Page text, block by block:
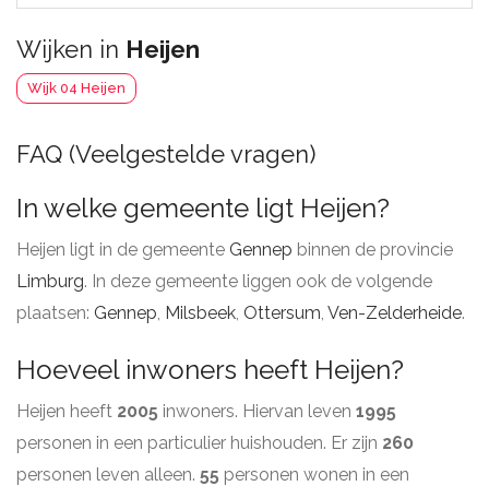
Wijken in Heijen
Wijk 04 Heijen
FAQ (Veelgestelde vragen)
In welke gemeente ligt Heijen?
Heijen ligt in de gemeente Gennep binnen de provincie
Limburg. In deze gemeente liggen ook de volgende
plaatsen: Gennep, Milsbeek, Ottersum, Ven-Zelderheide.
Hoeveel inwoners heeft Heijen?
Heijen heeft 2005 inwoners. Hiervan leven 1995
personen in een particulier huishouden. Er zijn 260
personen leven alleen. 55 personen wonen in een